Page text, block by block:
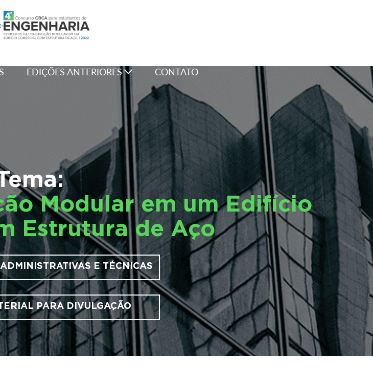
EDIÇÕES ANTERIORES CONTATO
Modular em um Edifício
Estrutura de Aço
E TÉCNICAS
PARA DIVULGAÇÃO